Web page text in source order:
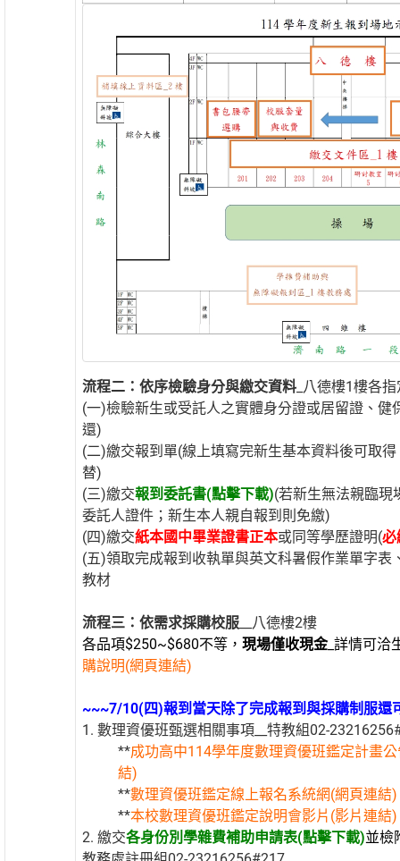
流程二：依序檢驗身分與繳交資料_八德樓1樓各
(一)檢驗新生或受託人之實體身分證或居留證、健
還)
(二)繳交報到單(線上填寫完新生基本資料後可取
替)
(三)繳交報到委託書(點擊下載)(若新生無法親臨現
委託人證件；新生本人親自報到則免繳)
(四)繳交紙本國中畢業證書正本或同等學歷證明(必
(五)領取完成報到收執單與英文科暑假作業單字表
教材
流程三：依需求採購校服__八德樓2樓
各品項$250~$680不等， 現場僅收現金_詳情可洽
購說明(網頁連結)
~~~7/10(四)報到當天除了完成報到與採購制服還
1. 數理資優班甄選相關事項__特教組02-
**成功高中114學年度數理資優班鑑定計畫
結)
**數理資優班鑑定線上報名系統網(網頁連結)
**本校數理資優班鑑定說明會影片(影片連結)
2. 繳交各身份別學雜費補助申請表(點擊下載)並檢